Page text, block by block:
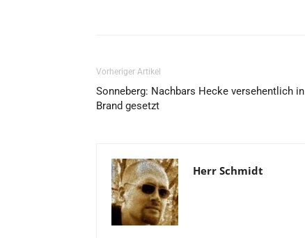
Vorheriger Artikel
Sonneberg: Nachbars Hecke versehentlich in
Brand gesetzt
Herr Schmidt